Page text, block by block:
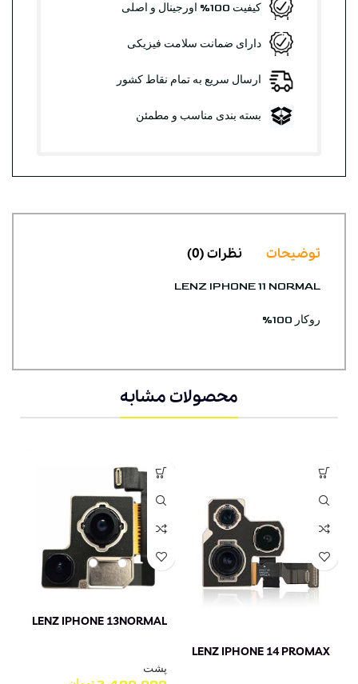
کیفیت 100% اورجینال و اصلی
دارای ضمانت سلامت فیزیکی
ارسال سریع به تمام نقاط کشور
بسته بندی مناسب و مطمئن
توضیحات نظرات (0)
LENZ IPHONE 11 NORMAL
روکار 100%
محصولات مشابه
LENZ IPHONE 14 PROMAX
LENZ IPHONE 13NORMAL
پشت